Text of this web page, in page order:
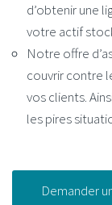
d’obtenir une
votre actif
Notre offre
couvrir contre
vos clients.
les pires
Demander